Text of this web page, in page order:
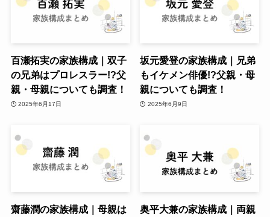
百瀬拓実の家族構成｜双子
の兄弟はプロレスラー!?父
親・母親についても調査！
2025年6月17日
坂元愛登の家族構成｜兄弟
もイケメン俳優!?父親・母
親についても調査！
2025年6月9日
齋藤潤の家族構成｜母親は
奥平大兼の家族構成｜両親